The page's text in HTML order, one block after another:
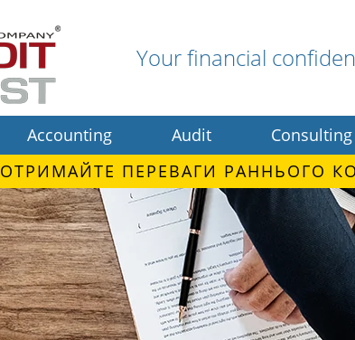
Your financial
Accounting Audit Consulting
ОТРИМАЙТЕ ПЕРЕВАГИ РАННЬОГО